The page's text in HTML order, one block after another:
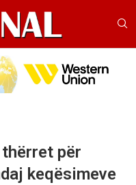
për
keqësimeve